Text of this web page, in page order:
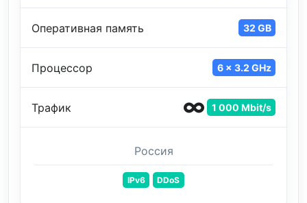
Оперативная память 32 GB
Процессор 6 x 3.2 GHz
Трафик 1 000 Mbit/s
Россия
IPv6 DDoS